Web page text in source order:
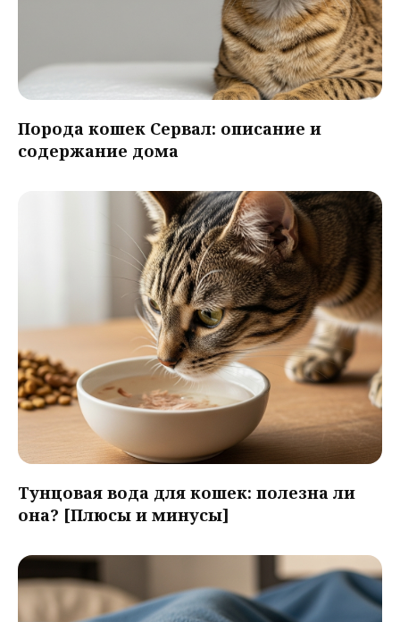
Порода кошек Сервал: описание и
содержание дома
Тунцовая вода для кошек: полезна ли
она? [Плюсы и минусы]